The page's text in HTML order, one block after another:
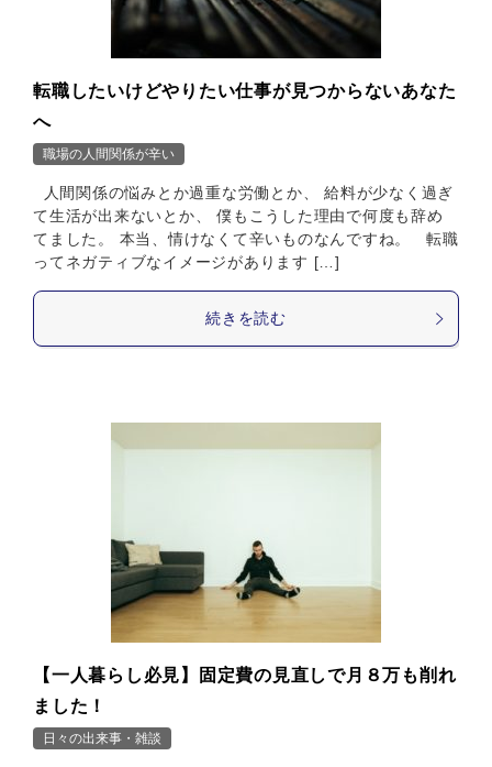
転職したいけどやりたい仕事が見つからないあなた
へ
職場の人間関係が辛い
人間関係の悩みとか過重な労働とか、 給料が少なく過ぎ
て生活が出来ないとか、 僕もこうした理由で何度も辞め
てました。 本当、情けなくて辛いものなんですね。 転職
ってネガティブなイメージがあります […]
続きを読む
【一人暮らし必見】固定費の見直しで月８万も削れ
ました！
日々の出来事・雑談